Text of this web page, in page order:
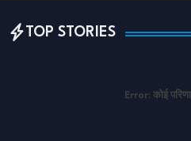
TOP STORIES
Error: कोई